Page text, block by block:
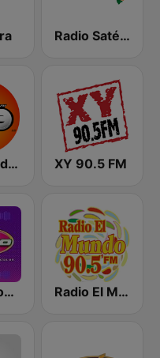
Radio Satélite
EXA Honduras XY 90.5 FM
Radio Globo Honduras Radio El Mundo 90.5 FM